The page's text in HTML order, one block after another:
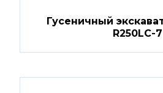
Гусеничный
R250LC-7